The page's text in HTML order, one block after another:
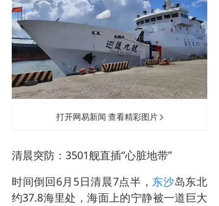
打开网易新闻 查看精彩图片
清晨突防：3501舰直插“心脏地带”
时间倒回6月5日清晨7点半， 东沙岛东北
约37.8海里处，海面上的宁静被一道巨大